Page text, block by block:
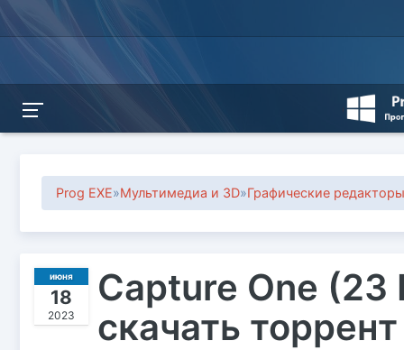
Prog EXE»Мультимедиа и 3D»Графические редакторы
июня
18
2023
Capture One (23
скачать торрент